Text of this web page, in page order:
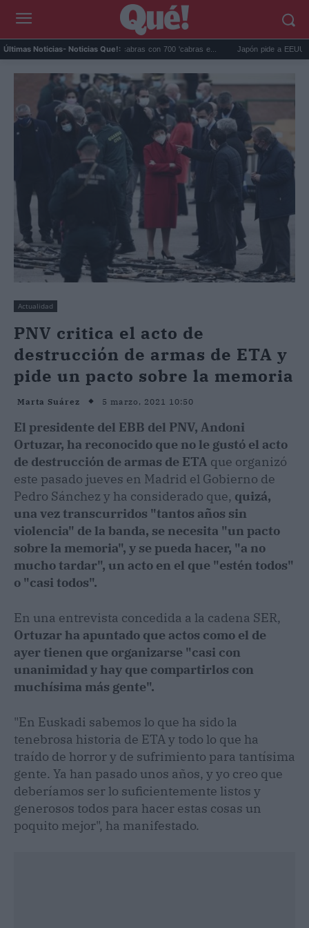
Últimas Noticias- Noticias Que!:
Galápagos eliminó 140.000 cabras con 700 'cabras e... Japón pide a EEUU que
Actualidad
PNV critica el acto de
destrucción de armas de ETA y
pide un pacto sobre la memoria
Marta Suárez 5 marzo, 2021 10:50
El presidente del EBB del PNV, Andoni
Ortuzar, ha reconocido que no le gustó el acto
de destrucción de armas de ETA que organizó
este pasado jueves en Madrid el Gobierno de
Pedro Sánchez y ha considerado que, quizá,
una vez transcurridos "tantos años sin
violencia" de la banda, se necesita "un pacto
sobre la memoria", y se pueda hacer, "a no
mucho tardar", un acto en el que "estén todos"
o "casi todos".
En una entrevista concedida a la cadena SER,
Ortuzar ha apuntado que actos como el de
ayer tienen que organizarse "casi con
unanimidad y hay que compartirlos con
muchísima más gente".
"En Euskadi sabemos lo que ha sido la
tenebrosa historia de ETA y todo lo que ha
traído de horror y de sufrimiento para tantísima
gente. Ya han pasado unos años, y yo creo que
deberíamos ser lo suficientemente listos y
generosos todos para hacer estas cosas un
poquito mejor", ha manifestado.